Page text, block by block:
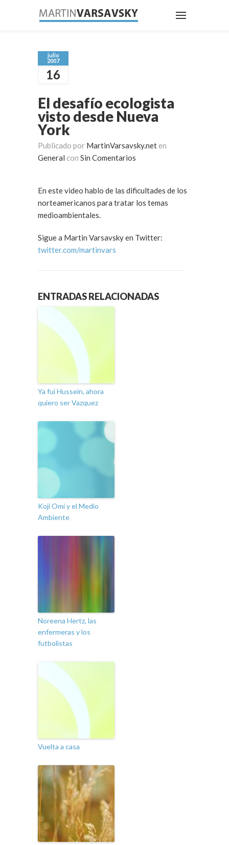
julio
2007
16
El desafío ecologista
visto desde Nueva
York
Publicado por MartinVarsavsky.net en
General con Sin Comentarios
En este video hablo de las dificultades de los
norteamericanos para tratar los temas
medioambientales.
Sigue a Martin Varsavsky en Twitter:
twitter.com/martinvars
ENTRADAS RELACIONADAS
Ya fui Hussein, ahora
quiero ser Vazquez
Koji Omi y el Medio
Ambiente
Noreena Hertz, las
enfermeras y los
futbolistas
Vuelta a casa